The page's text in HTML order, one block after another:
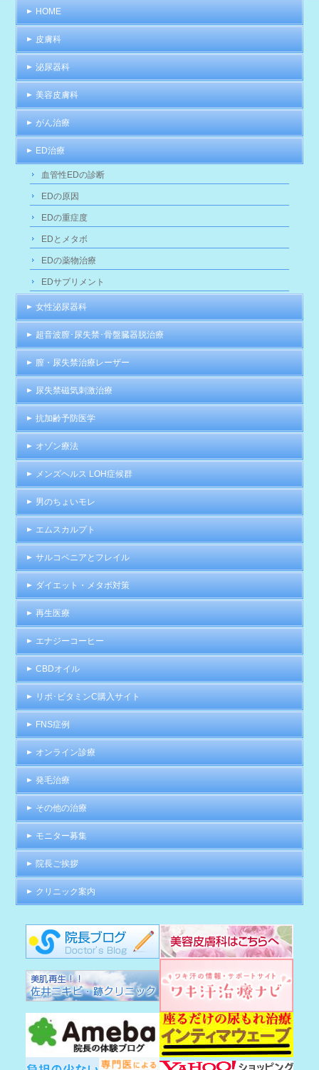
HOME
皮膚科
泌尿器科
美容皮膚科
がん治療
ED治療
血管性EDの診断
EDの原因
EDの重症度
EDとメタボ
EDの薬物治療
EDサプリメント
女性泌尿器科
超音波膣･尿失禁･骨盤臓器脱治療
膣・尿失禁治療レーザー
尿失禁磁気刺激治療
抗加齢予防医学
オゾン療法
メンズヘルス LOH症候群
男のちょいモレ
エムスカルプト
サルコペニアとフレイル
ダイエット・メタボ対策
再生医療
エナジーコーヒー
CBDオイル
リポ･ビタミンC購入サイト
FNS症例
オンライン診療
発毛治療
その他の治療
モニター募集
院長ご挨拶
クリニック案内